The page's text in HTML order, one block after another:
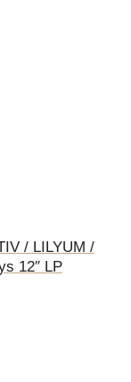
/ LILYUM /
12″ LP